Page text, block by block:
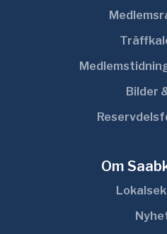
Bilder
Om